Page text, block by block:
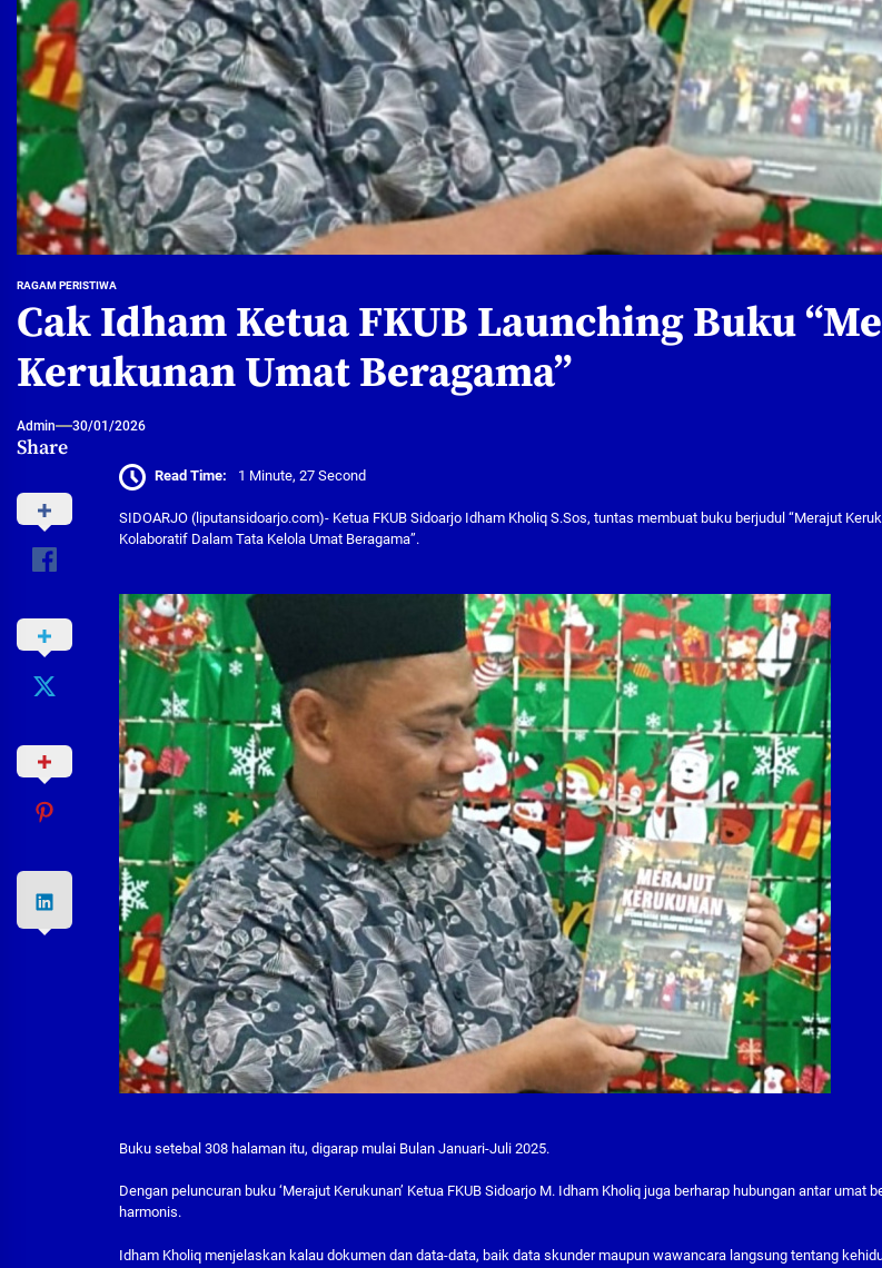
RAGAM PERISTIWA
Cak Idham Ketua FKUB Launching Buku
Kerukunan Umat Beragama”
Admin 30/01/2026
Share
Read Time: 1 Minute, 27 Second
SIDOARJO (liputansidoarjo.com)- Ketua FKUB Sidoarjo Idham Kholiq S.Sos, tuntas membuat buku berjudul “Merajut
Kolaboratif Dalam Tata Kelola Umat Beragama”.
Buku setebal 308 halaman itu, digarap mulai Bulan Januari-Juli 2025.
Dengan peluncuran buku ‘Merajut Kerukunan’ Ketua FKUB Sidoarjo M. Idham Kholiq juga berharap hubungan antar umat
harmonis.
Idham Kholiq menjelaskan kalau dokumen dan data-data, baik data skunder maupun wawancara langsung tentang